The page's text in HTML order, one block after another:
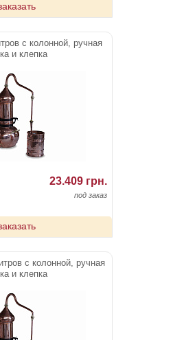
с колонной, ручная
и клепка
23.409 грн.
под заказ
с колонной, ручная
и клепка